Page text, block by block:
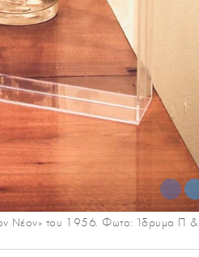
Νέον» του 1956. Φωτο: Ίδρυμα Π &